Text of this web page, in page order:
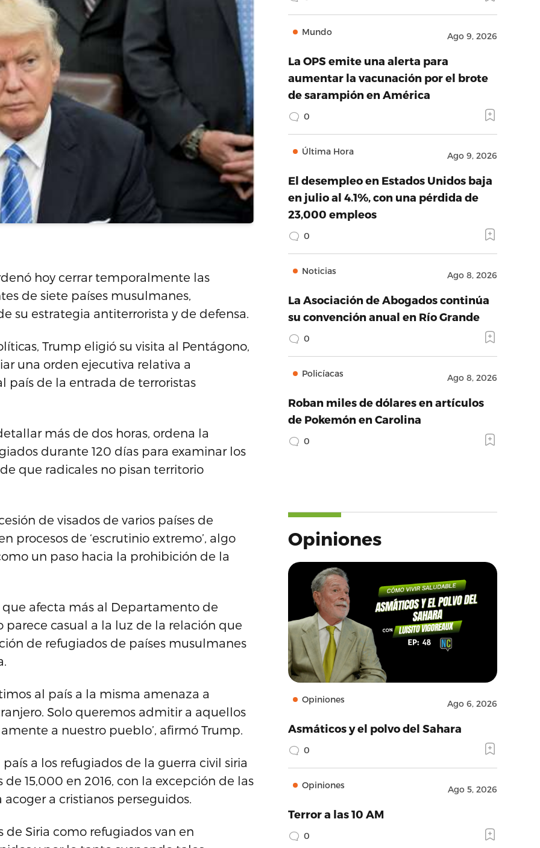
hoy cerrar temporalmente las
de siete países musulmanes,
su estrategia antiterrorista y de defensa.
Trump eligió su visita al Pentágono,
una orden ejecutiva relativa a
país de la entrada de terroristas
más de dos horas, ordena la
durante 120 días para examinar los
que radicales no pisan territorio
de visados de varios países de
procesos de ‘escrutinio extremo’, algo
un paso hacia la prohibición de la
afecta más al Departamento de
casual a la luz de la relación que
de refugiados de países musulmanes
al país a la misma amenaza a
Solo queremos admitir a aquellos
a nuestro pueblo’, afirmó Trump.
a los refugiados de la guerra civil siria
15,000 en 2016, con la excepción de las
acoger a cristianos perseguidos.
de Siria como refugiados van en
Mundo Ago 9, 2026
La OPS emite una alerta para
aumentar la vacunación por el brote
de sarampión en América
0
Última Hora Ago 9, 2026
El desempleo en Estados Unidos baja
en julio al 4.1%, con una pérdida de
23,000 empleos
0
Noticias Ago 8, 2026
La Asociación de Abogados continúa
su convención anual en Río Grande
0
Policíacas Ago 8, 2026
Roban miles de dólares en artículos
de Pokemón en Carolina
0
Opiniones
Opiniones Ago 6, 2026
Asmáticos y el polvo del Sahara
0
Opiniones Ago 5, 2026
Terror a las 10 AM
0